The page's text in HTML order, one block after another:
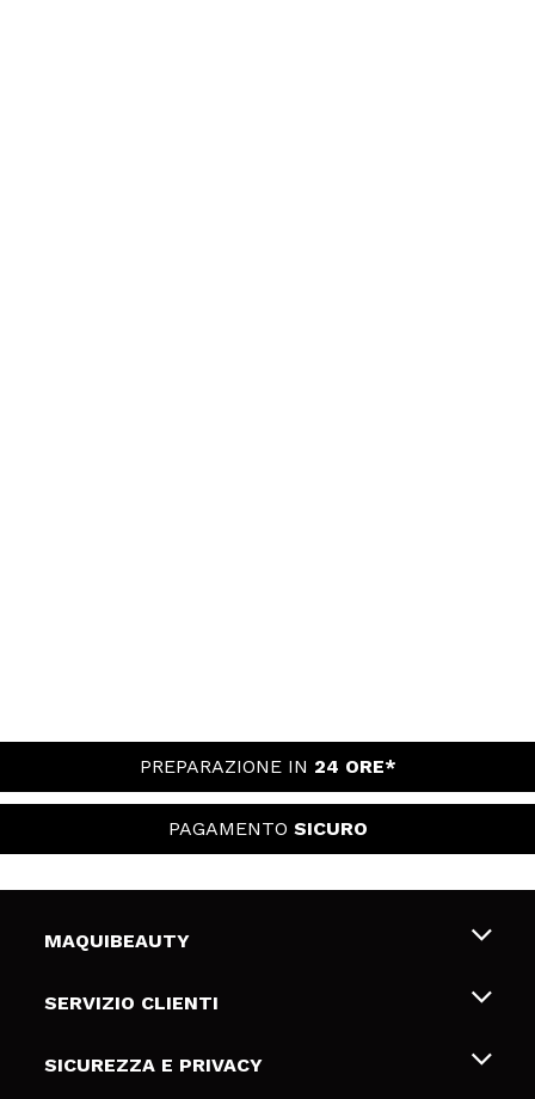
PREPARAZIONE IN 24 ORE*
PAGAMENTO SICURO
MAQUIBEAUTY
Chi siamo
Gift Cards
SERVIZIO CLIENTI
Spedizioni & Resi
SICUREZZA E PRIVACY